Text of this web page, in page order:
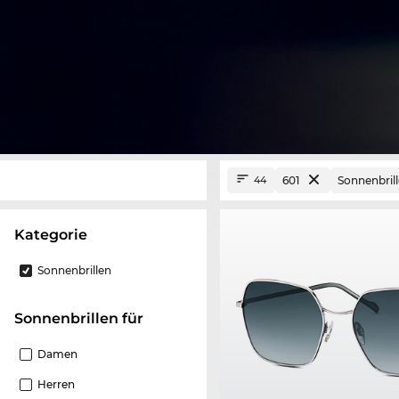
Kategorie
Sonnenbrillen
Sonnenbrillen für
Damen
Herren
44 601